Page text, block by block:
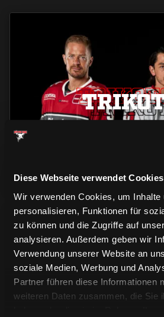
Diese Webseite verwendet Cookies
Wir verwenden Cookies, um Inhalte
personalisieren, Funktionen für
zu können und die Zugriffe auf
analysieren. Außerdem geben wir
Verwendung unserer Website an
soziale Medien, Werbung und
Partner führen diese Informationen
weiteren Daten zusammen, die Sie
CAPS &
CAPS &
CAPS &